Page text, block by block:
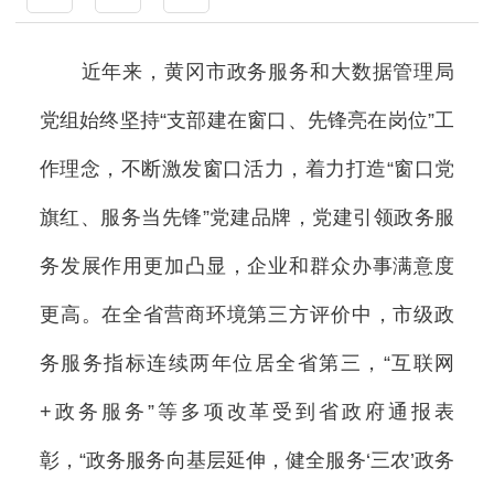
近年来，黄冈市政务服务和大数据管理局
党组始终坚持“支部建在窗口、先锋亮在岗位”工
作理念，不断激发窗口活力，着力打造“窗口党
旗红、服务当先锋”党建品牌，党建引领政务服
务发展作用更加凸显，企业和群众办事满意度
更高。在全省营商环境第三方评价中，市级政
务服务指标连续两年位居全省第三，“互联网
+政务服务”等多项改革受到省政府通报表
彰，“政务服务向基层延伸，健全服务‘三农’政务